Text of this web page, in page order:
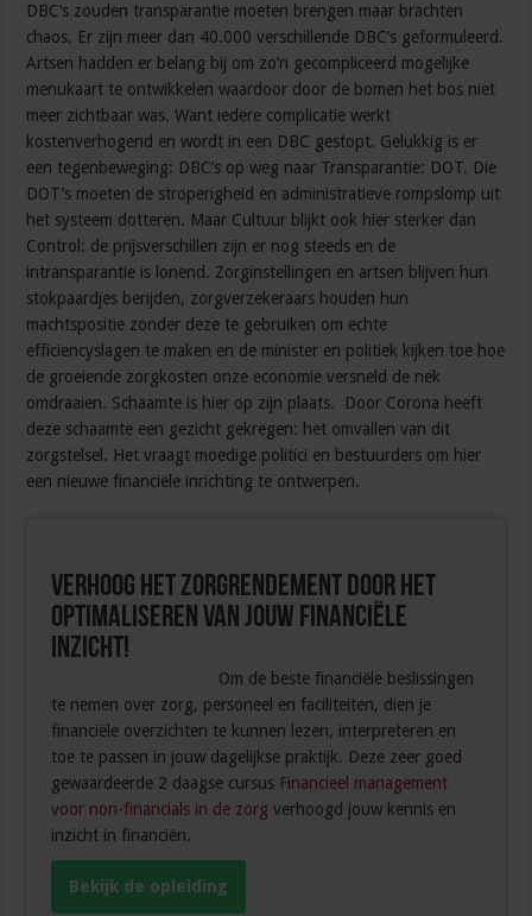
DBC’s zouden transparantie moeten brengen maar brachten
chaos. Er zijn meer dan 40.000 verschillende DBC’s geformuleerd.
Artsen hadden er belang bij om zo’n gecompliceerd mogelijke
menukaart te ontwikkelen waardoor door de bomen het bos niet
meer zichtbaar was. Want iedere complicatie werkt
kostenverhogend en wordt in een DBC gestopt. Gelukkig is er
een tegenbeweging: DBC’s op weg naar Transparantie: DOT. Die
DOT’s moeten de stroperigheid en administratieve rompslomp uit
het systeem dotteren. Maar Cultuur blijkt ook hier sterker dan
Control: de prijsverschillen zijn er nog steeds en de
intransparantie is lonend. Zorginstellingen en artsen blijven hun
stokpaardjes berijden, zorgverzekeraars houden hun
machtspositie zonder deze te gebruiken om echte
efficiencyslagen te maken en de minister en politiek kijken toe hoe
de groeiende zorgkosten onze economie versneld de nek
omdraaien. Schaamte is hier op zijn plaats. Door Corona heeft
deze schaamte een gezicht gekregen: het omvallen van dit
zorgstelsel. Het vraagt moedige politici en bestuurders om hier
een nieuwe financiële inrichting te ontwerpen.
Verhoog het zorgrendement door het
optimaliseren van jouw financiële
inzicht!
Om de beste financiële beslissingen
te nemen over zorg, personeel en faciliteiten, dien je
financiële overzichten te kunnen lezen, interpreteren en
toe te passen in jouw dagelijkse praktijk. Deze zeer goed
gewaardeerde 2 daagse cursus Financieel management
voor non-financials in de zorg verhoogd jouw kennis en
inzicht in financiën.
Bekijk de opleiding